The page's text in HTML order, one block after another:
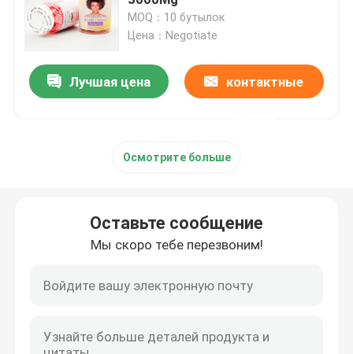
Дополнения женщин травяные
Дополнение груди травяное
Женское повышение Gummies
Коллаген забеливая капсулу
Витамин Gummies биотина
MOQ：10 бутылок
Цена：Negotiate
Лучшая цена контактные
Осмотрите больше
Оставьте сообщение
Мы скоро тебе перезвоним!